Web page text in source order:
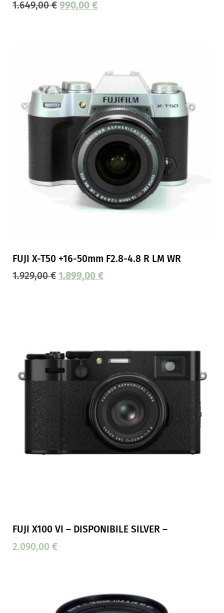
1.649,00€ 990,00 €
FUJI X-T50 +16-50mm F2.8-4.8 R LM WR
1.929,00€ 1.899,00 €
FUJI X100 VI – DISPONIBILE SILVER –
2.090,00 €